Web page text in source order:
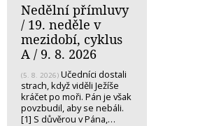
Nedělní přímluvy
/ 19. neděle v
mezidobí, cyklus
A / 9. 8. 2026
(5. 8. 2026) Učedníci dostali
strach, když viděli Ježíše
kráčet po moři. Pán je však
povzbudil, aby se nebáli.
[1] S důvěrou v Pána,…